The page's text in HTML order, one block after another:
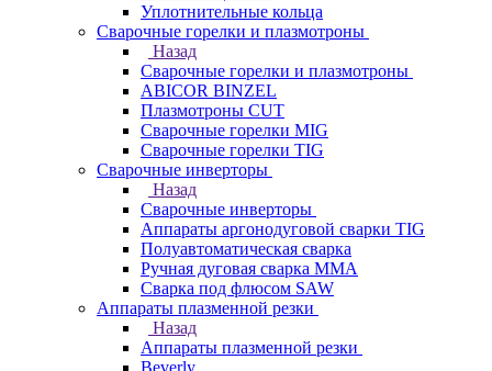
Уплотнительные кольца
Сварочные горелки и плазмотроны
Назад
Сварочные горелки и плазмотроны
ABICOR BINZEL
Плазмотроны CUT
Сварочные горелки MIG
Сварочные горелки TIG
Сварочные инверторы
Назад
Сварочные инверторы
Аппараты аргонодуговой сварки TIG
Полуавтоматическая сварка
Ручная дуговая сварка MMA
Сварка под флюсом SAW
Аппараты плазменной резки
Назад
Аппараты плазменной резки
Beverly